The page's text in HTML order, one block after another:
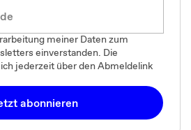
meiner Daten zum
einverstanden. Die
jederzeit über den Abmeldelink
abonnieren